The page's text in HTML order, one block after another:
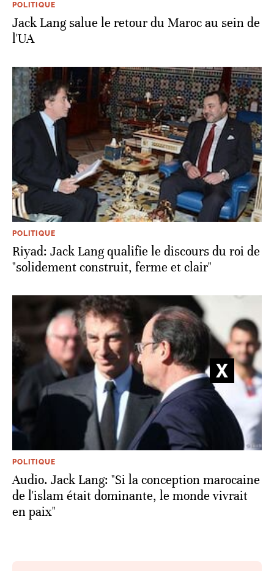
POLITIQUE
Jack Lang salue le retour du Maroc au sein de
l'UA
POLITIQUE
Riyad: Jack Lang qualifie le discours du roi de
"solidement construit, ferme et clair"
POLITIQUE
Audio. Jack Lang: "Si la conception marocaine
de l'islam était dominante, le monde vivrait
en paix"